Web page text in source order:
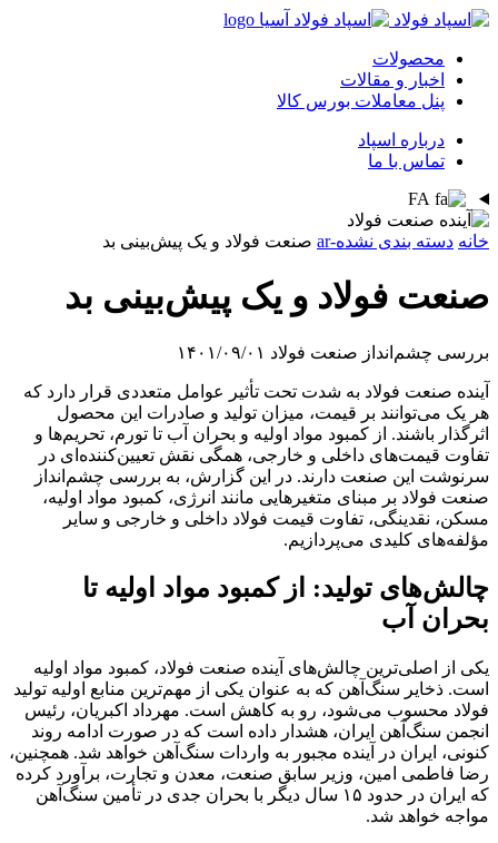
محصولات
اخبار و مقالات
پنل معاملات بورس کالا
درباره اسپاد
تماس با ما
FA
خانه دسته بندی نشده-ar صنعت فولاد و یک پیش‌بینی بد
صنعت فولاد و یک پیش‌بینی بد
بررسی چشم‌انداز صنعت فولاد ۱۴۰۱/۰۹/۰۱
آینده صنعت فولاد به شدت تحت تأثیر عوامل متعددی قرار دارد که
هر یک می‌توانند بر قیمت، میزان تولید و صادرات این محصول
اثرگذار باشند. از کمبود مواد اولیه و بحران آب تا تورم، تحریم‌ها و
تفاوت قیمت‌های داخلی و خارجی، همگی نقش تعیین‌کننده‌ای در
سرنوشت این صنعت دارند. در این گزارش، به بررسی چشم‌انداز
صنعت فولاد بر مبنای متغیرهایی مانند انرژی، کمبود مواد اولیه،
مسکن، نقدینگی، تفاوت قیمت فولاد داخلی و خارجی و سایر
مؤلفه‌های کلیدی می‌پردازیم.
چالش‌های تولید: از کمبود مواد اولیه تا
بحران آب
یکی از اصلی‌ترین چالش‌های آینده صنعت فولاد، کمبود مواد اولیه
است. ذخایر سنگ‌آهن که به عنوان یکی از مهم‌ترین منابع اولیه تولید
فولاد محسوب می‌شود، رو به کاهش است. مهرداد اکبریان، رئیس
انجمن سنگ‌آهن ایران، هشدار داده است که در صورت ادامه روند
کنونی، ایران در آینده مجبور به واردات سنگ‌آهن خواهد شد. همچنین،
رضا فاطمی امین، وزیر سابق صنعت، معدن و تجارت، برآورد کرده
که ایران در حدود ۱۵ سال دیگر با بحران جدی در تأمین سنگ‌آهن
مواجه خواهد شد.